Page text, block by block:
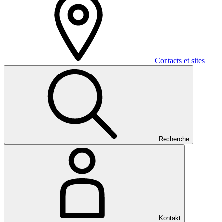
Contacts et sites
Recherche
Kontakt